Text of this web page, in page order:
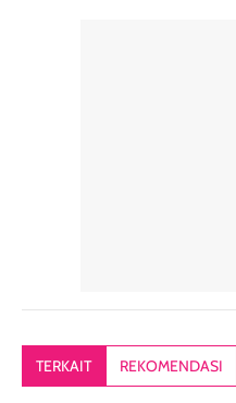
TERKAIT REKOMENDASI